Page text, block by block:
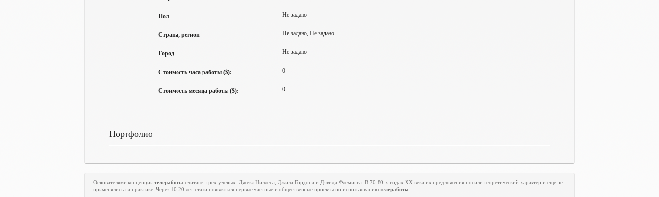
Пол Не задано
Страна, регион Не задано, Не задано
Город Не задано
Стоимость часа работы ($): 0
Стоимость месяца работы ($): 0
Портфолио
Основателями концепции телеработы считают трёх учёных: Джека Ниллеса, Джила Гордона и Дэвида Флеминга. В 70-80-х годах XX века их предложения носили теоретический характер и ещё не
применялись на практике. Через 10-20 лет стали появляться первые частные и общественные проекты по использованию телеработы